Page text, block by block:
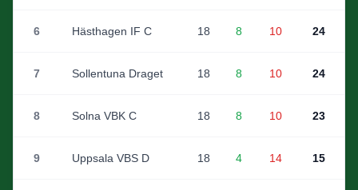
6 Hästhagen IF C 18 8 10 24
7 Sollentuna Draget 18 8 10 24
8 Solna VBK C 18 8 10 23
9 Uppsala VBS D 18 4 14 15